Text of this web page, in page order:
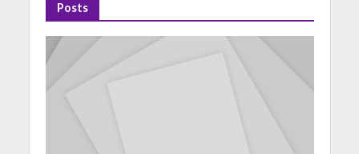
Posts